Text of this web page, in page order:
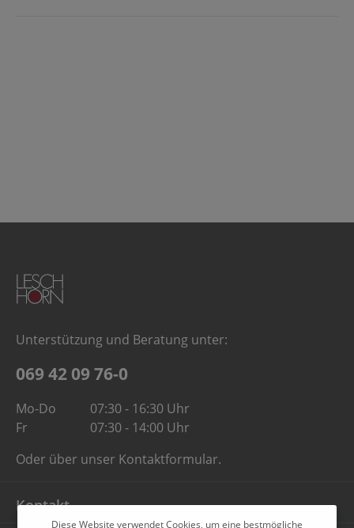
Unterstützung und Beratung unter:
069 42 09 76-0
Mo-Do
07:30 - 16:30 Uhr
Fr
07:30 - 14:00 Uhr
Oder über unser Kontaktformular.
Kontakt
Diese Website verwendet Cookies, um eine bestmögliche